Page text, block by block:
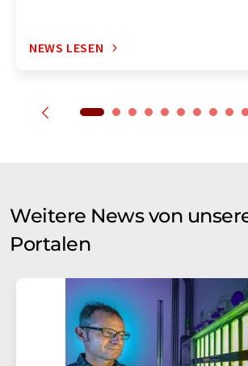
NEWS LESEN
Weitere News von
Portalen